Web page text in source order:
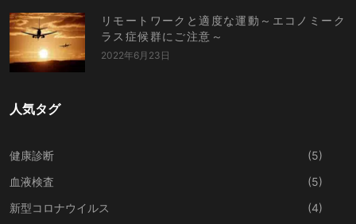
リモートワークと適度な運動～エコノミーク
ラス症候群にご注意～
2022年6月23日
人気タグ
健康診断
(5)
血液検査
(5)
新型コロナウイルス
(4)